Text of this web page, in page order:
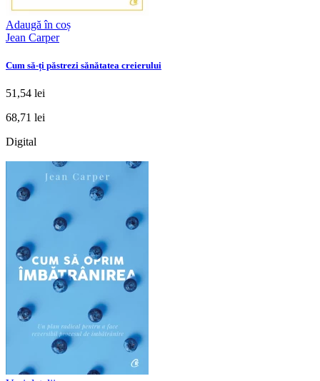
Adaugă în coș
Jean Carper
Cum să-ți păstrezi sănătatea creierului
51,54 lei
68,71 lei
Digital